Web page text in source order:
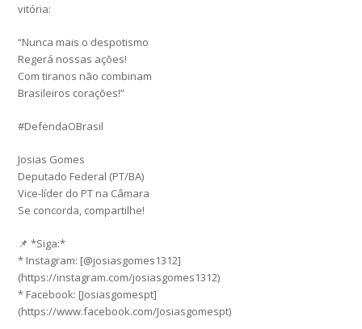
vitória:
“Nunca mais o despotismo
Regerá nossas ações!
Com tiranos não combinam
Brasileiros corações!”
#DefendaOBrasil
Josias Gomes
Deputado Federal (PT/BA)
Vice-líder do PT na Câmara
Se concorda, compartilhe!
📌 *Siga:*
* Instagram: [@josiasgomes1312]
(https://instagram.com/josiasgomes1312)
* Facebook: [Josiasgomespt]
(https://www.facebook.com/Josiasgomespt)